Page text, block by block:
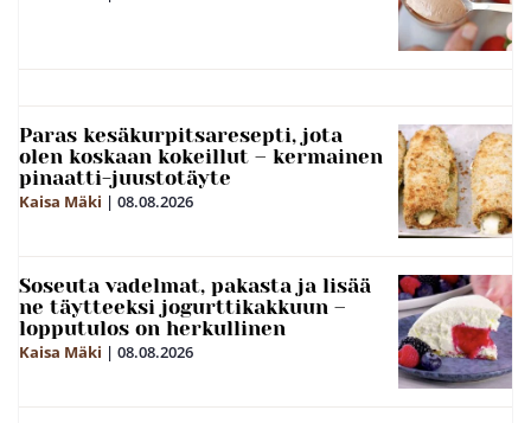
Paras kesäkurpitsaresepti, jota
olen koskaan kokeillut – kermainen
pinaatti-juustotäyte
Kaisa Mäki | 08.08.2026
Soseuta vadelmat, pakasta ja lisää
ne täytteeksi jogurttikakkuun –
lopputulos on herkullinen
Kaisa Mäki | 08.08.2026